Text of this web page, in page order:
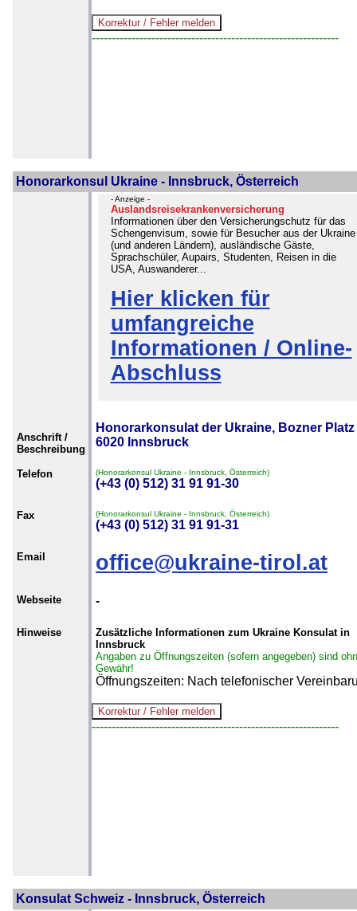
--------------------------------------------------------------
Honorarkonsul Ukraine - Innsbruck, Österreich
- Anzeige -
Auslandsreisekrankenversicherung
Informationen über den Versicherungschutz für das
Schengenvisum, sowie für Besucher aus der Ukraine
(und anderen Ländern), ausländische Gäste,
Sprachschüler, Aupairs, Studenten, Reisen in die
USA, Auswanderer...
Hier klicken für
umfangreiche
Informationen / Online-
Abschluss
Anschrift /
Beschreibung
Honorarkonsulat der Ukraine, Bozner Platz
6020 Innsbruck
Telefon (Honorarkonsul Ukraine - Innsbruck, Österreich)
(+43 (0) 512) 31 91 91-30
Fax (Honorarkonsul Ukraine - Innsbruck, Österreich)
(+43 (0) 512) 31 91 91-31
Email office@ukraine-tirol.at
Webseite -
Hinweise
Zusätzliche Informationen zum Ukraine Konsulat in
Innsbruck
Angaben zu Öffnungszeiten (sofern angegeben) sind
Gewähr!
Öffnungszeiten: Nach telefonischer
--------------------------------------------------------------
Konsulat Schweiz - Innsbruck, Österreich